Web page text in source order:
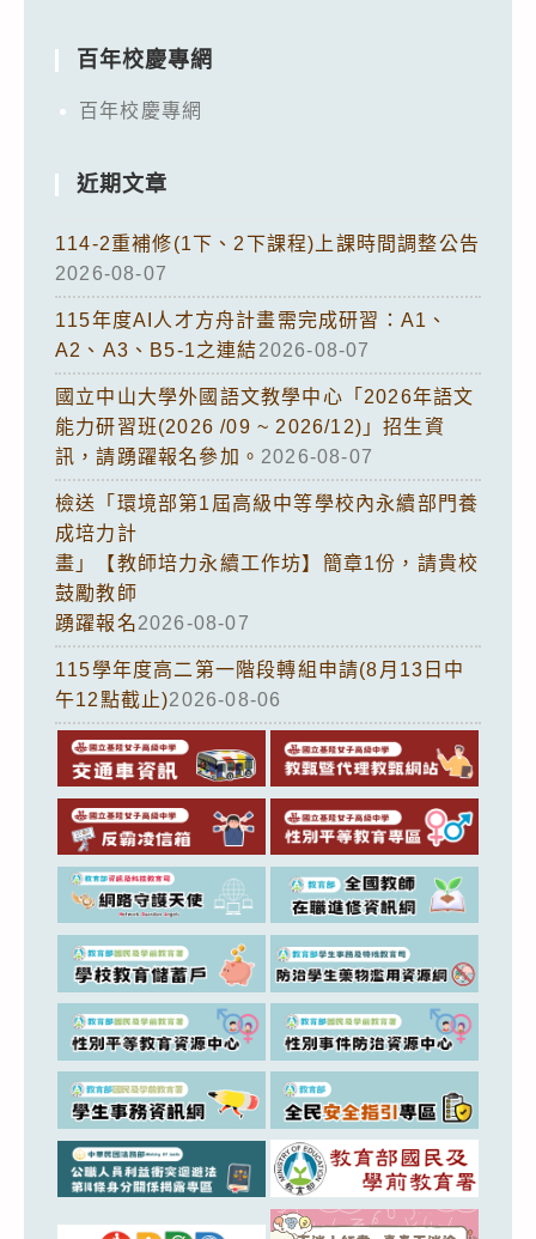
百年校慶專網
百年校慶專網
近期文章
114-2重補修(1下、2下課程)上課時間調整公告
2026-08-07
115年度AI人才方舟計畫需完成研習：A1、
A2、A3、B5-1之連結2026-08-07
國立中山大學外國語文教學中心「2026年語文
能力研習班(2026 /09 ~ 2026/12)」招生資
訊，請踴躍報名參加。 2026-08-07
檢送「環境部第1屆高級中等學校內永續部門養
成培力計
畫」【教師培力永續工作坊】簡章1份，請貴校
鼓勵教師
踴躍報名2026-08-07
115學年度高二第一階段轉組申請(8月13日中
午12點截止)2026-08-06